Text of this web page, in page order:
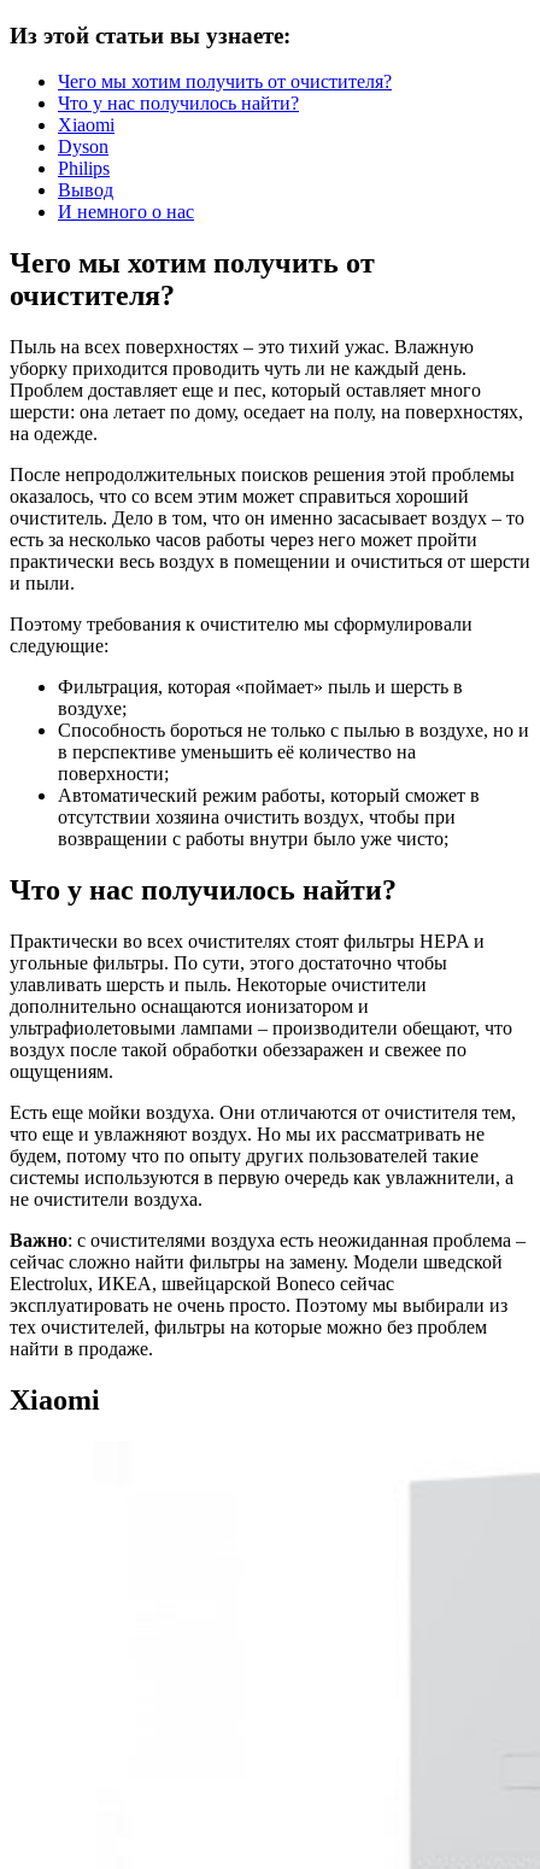
Из этой статьи вы узнаете:
Чего мы хотим получить от очистителя?
Что у нас получилось найти?
Xiaomi
Dyson
Philips
Вывод
И немного о нас
Чего мы хотим получить от
очистителя?
Пыль на всех поверхностях – это тихий ужас. Влажную
уборку приходится проводить чуть ли не каждый день.
Проблем доставляет еще и пес, который оставляет много
шерсти: она летает по дому, оседает на полу, на поверхностях,
на одежде.
После непродолжительных поисков решения этой проблемы
оказалось, что со всем этим может справиться хороший
очиститель. Дело в том, что он именно засасывает воздух – то
есть за несколько часов работы через него может пройти
практически весь воздух в помещении и очиститься от шерсти
и пыли.
Поэтому требования к очистителю мы сформулировали
следующие:
Фильтрация, которая «поймает» пыль и шерсть в
воздухе;
Способность бороться не только с пылью в воздухе, но и
в перспективе уменьшить её количество на
поверхности;
Автоматический режим работы, который сможет в
отсутствии хозяина очистить воздух, чтобы при
возвращении с работы внутри было уже чисто;
Что у нас получилось найти?
Практически во всех очистителях стоят фильтры HEPA и
угольные фильтры. По сути, этого достаточно чтобы
улавливать шерсть и пыль. Некоторые очистители
дополнительно оснащаются ионизатором и
ультрафиолетовыми лампами – производители обещают, что
воздух после такой обработки обеззаражен и свежее по
ощущениям.
Есть еще мойки воздуха. Они отличаются от очистителя тем,
что еще и увлажняют воздух. Но мы их рассматривать не
будем, потому что по опыту других пользователей такие
системы используются в первую очередь как увлажнители, а
не очистители воздуха.
Важно: с очистителями воздуха есть неожиданная проблема –
сейчас сложно найти фильтры на замену. Модели шведской
Electrolux, ИКЕА, швейцарской Boneco сейчас
эксплуатировать не очень просто. Поэтому мы выбирали из
тех очистителей, фильтры на которые можно без проблем
найти в продаже.
Xiaomi